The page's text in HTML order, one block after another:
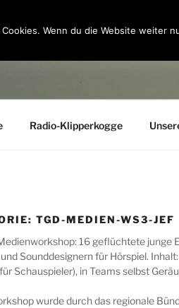
Radio-Klipperkogge
TGD-MEDIEN-WS3-JEF
16 geflüchtete junge
Sounddesignern für Hörspiel.
Schauspieler), in Teams selbst
wurde durch das regionale
Wenn du die Website weiter